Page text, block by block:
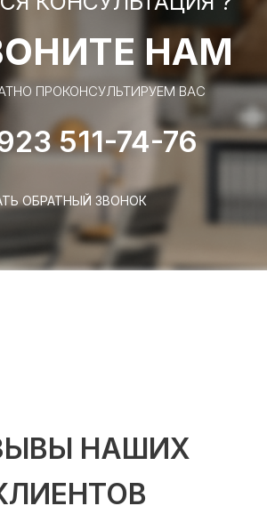
НАМ
ПРОКОНСУЛЬТИРУЕМ ВАС
511-74-76
ОБРАТНЫЙ ЗВОНОК
НАШИХ